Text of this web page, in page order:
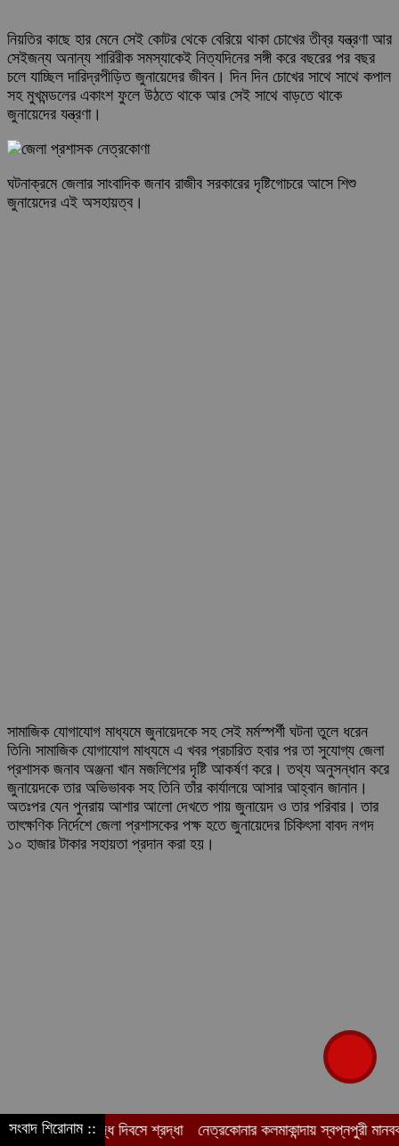
সংবাদ শিরোনাম ::
যুদ্ধ দিবসে শ্রদ্ধা নেত্রকোনার কলমাকান্দায় স্বপ্নপুরী মানবকল্যাণ
নিয়তির কাছে হার মেনে সেই কোটর থেকে বেরিয়ে থাকা চোখের তীব্র যন্ত্রণা আর
সেইজন্য অনান্য শারিরীক সমস্যাকেই নিত্যদিনের সঙ্গী করে বছরের পর বছর
চলে যাচ্ছিল দারিদ্রপীড়িত জুনায়েদের জীবন। দিন দিন চোখের সাথে সাথে কপাল
সহ মুখমন্ডলের একাংশ ফুলে উঠতে থাকে আর সেই সাথে বাড়তে থাকে
জুনায়েদের যন্ত্রণা।
ঘটনাক্রমে জেলার সাংবাদিক জনাব রাজীব সরকারের দৃষ্টিগোচরে আসে শিশু
জুনায়েদের এই অসহায়ত্ব।
সামাজিক যোগাযোগ মাধ্যমে জুনায়েদকে সহ সেই মর্মস্পর্শী ঘটনা তুলে ধরেন
তিনি৷ সামাজিক যোগাযোগ মাধ্যমে এ খবর প্রচারিত হবার পর তা সুযোগ্য জেলা
প্রশাসক জনাব অঞ্জনা খান মজলিশের দৃষ্টি আকর্ষণ করে। তথ্য অনুসন্ধান করে
জুনায়েদকে তার অভিভাবক সহ তিনি তাঁর কার্যালয়ে আসার আহ্বান জানান।
অতঃপর যেন পুনরায় আশার আলো দেখতে পায় জুনায়েদ ও তার পরিবার। তার
তাৎক্ষণিক নির্দেশে জেলা প্রশাসকের পক্ষ হতে জুনায়েদের চিকিৎসা বাবদ নগদ
১০ হাজার টাকার সহায়তা প্রদান করা হয়।